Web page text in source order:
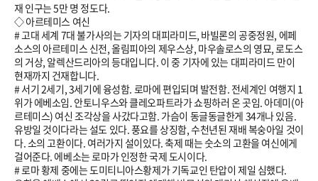
재 인구는 5만 명 정도다.
◇ 아르테미스 여신
# 고대 세계 7대 불가사의는 기자의 대피라미드, 바빌론의 공중정원, 에페
소스의 아르테미스 신전, 올림피아의 제우스상, 마우솔로스의 영묘, 로도스
의 거상, 알렉산드리아의 등대입니다. 이 중 기자에 있는 대피라미드 만이
현재까지 건재합니다.
# 서기 2세기, 3세기에 융성함. 로마에 편입되며 발전함. 전세계인 여행지 1
위가 에베소임. 안토니우스와 클레오파트라가 쇼핑하러 온 곳임. 아데미(아
르테미스) 여신 조각상을 사갔다고함. 가슴이 동글동글한게 34개나 있음.
유방일 것이다라는 설도 있다. 풍요를 상징함, 수천년된 재배 복숭아일 것이
다. 소의 고환이다. 여러가지 설이있다. 축제 때는 숫소의 고환을 여신에게
걸어준다. 에베소는 로마가 인정한 국제 도시이다.
# 로마 황제 중에는 도미티니아스황제가 기독교인 탄압이 제일 심했다.